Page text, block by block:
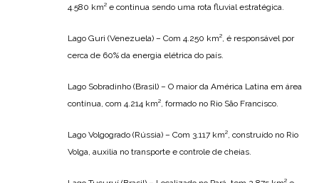
4.580 km² e continua sendo uma rota fluvial estratégica.
Lago Guri (Venezuela) – Com 4.250 km², é responsável por
cerca de 60% da energia elétrica do país.
Lago Sobradinho (Brasil) – O maior da América Latina em área
contínua, com 4.214 km², formado no Rio São Francisco.
Lago Volgogrado (Rússia) – Com 3.117 km², construído no Rio
Volga, auxilia no transporte e controle de cheias.